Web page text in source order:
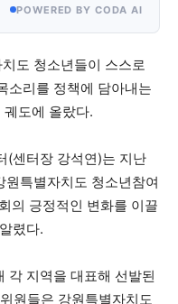
POWERED BY CODA AI
도 청소년들이 스스로
소리를 정책에 담아내는
궤도에 올랐다.
(센터장 강석연)는 지난
원특별자치도 청소년참여
의 긍정적인 변화를 이끌
렸다.
각 지역을 대표해 선발된
원들은 강원특별자치도